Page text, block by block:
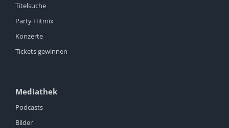
Titelsuche
Party Hitmix
Konzerte
Tickets gewinnen
Mediathek
Podcasts
Bilder